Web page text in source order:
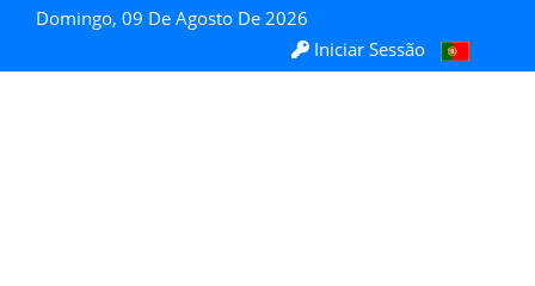
Domingo, 09 De Agosto De 2026
Iniciar Sessão